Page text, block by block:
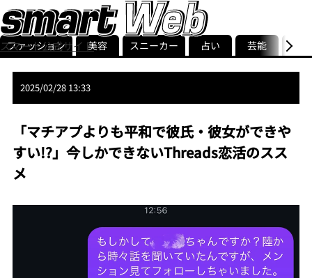
スマート公式サイト
smart最新号
記事一覧ランキング
ストリ
ファッション 美容 スニーカー 占い 芸能 グル
2025/02/28 13:33
「マチアプよりも平和で彼氏・彼女ができや
すい!?」今しかできない︎Threads恋活のスス
メ